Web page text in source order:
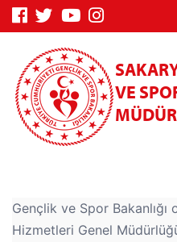
VE
Gençlik ve Spor
Hizmetleri Genel
Sistemi